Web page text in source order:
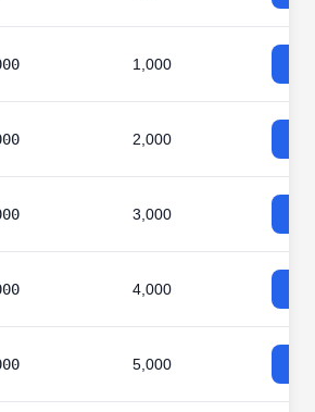
1,000
2,000
3,000
4,000
5,000